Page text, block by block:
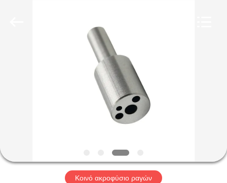
ΠΕΡΊΠΟΥ
ΕΜΕΊΣ
Κοινό ακροφύσιο ραγών